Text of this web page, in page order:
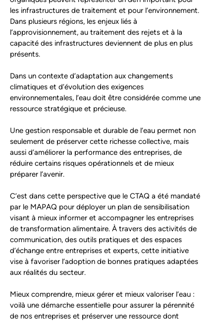
les infrastructures de traitement et pour l’environnement.
Dans plusieurs régions, les enjeux liés à
l’approvisionnement, au traitement des rejets et à la
capacité des infrastructures deviennent de plus en plus
présents.
Dans un contexte d’adaptation aux changements
climatiques et d’évolution des exigences
environnementales, l’eau doit être considérée comme une
ressource stratégique et précieuse.
Une gestion responsable et durable de l’eau permet non
seulement de préserver cette richesse collective, mais
aussi d’améliorer la performance des entreprises, de
réduire certains risques opérationnels et de mieux
préparer l’avenir.
C’est dans cette perspective que le CTAQ a été mandaté
par le MAPAQ pour déployer un plan de sensibilisation
visant à mieux informer et accompagner les entreprises
de transformation alimentaire. À travers des activités de
communication, des outils pratiques et des espaces
d’échange entre entreprises et experts, cette initiative
vise à favoriser l’adoption de bonnes pratiques adaptées
aux réalités du secteur.
Mieux comprendre, mieux gérer et mieux valoriser l’eau :
voilà une démarche essentielle pour assurer la pérennité
de nos entreprises et préserver une ressource dont